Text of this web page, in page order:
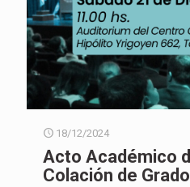
18/12/2024
Acto Académico
Colación de